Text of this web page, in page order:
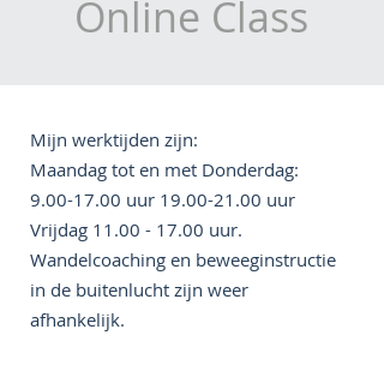
Online Class
Mijn werktijden zijn:
Maandag tot en met Donderdag:
9.00-17.00 uur 19.00-21.00 uur
Vrijdag 11.00 - 17.00 uur.
Wandelcoaching en beweeginstructie
in de buitenlucht zijn weer
afhankelijk.